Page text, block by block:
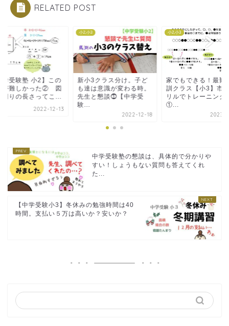
RELATED POST
学受験塾 小2】この
が難しかった② 図
周りの長さってこ...
2022-12-13
小2,小3
新小3クラス分け。子ど
も達は意識が変わる時。
先生と懇談⓵【中学受
験...
2022-12-18
小2,小3
家でもできる！最難
訓クラス【小3】市
リルでトレーニング
①...
2023-
中学受験塾の懇談は、具体的で分かりや
すい！しょうもない質問も答えてくれ
た...
【中学受験小3】冬休みの勉強時間は40
時間。支払い５万は高いか？安いか？